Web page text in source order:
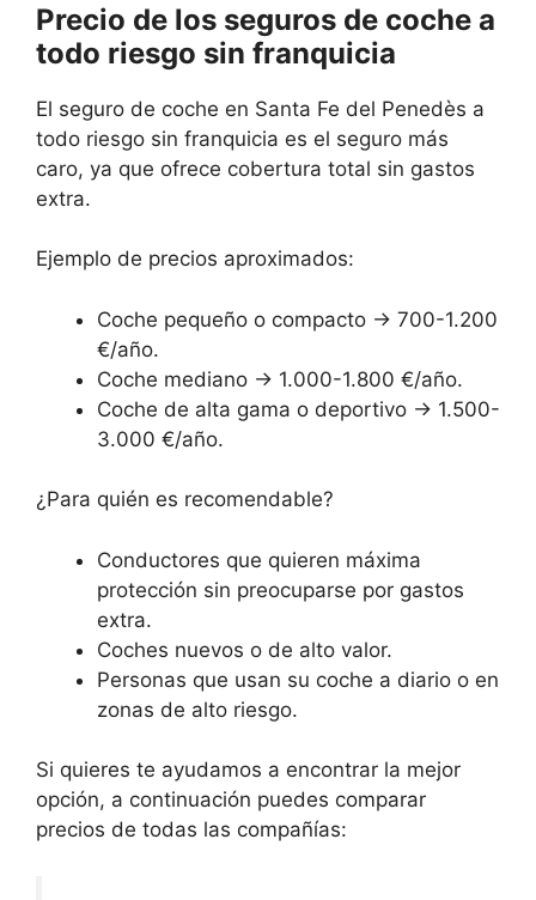
Precio de los seguros de coche a
todo riesgo sin franquicia
El seguro de coche en Santa Fe del Penedès a
todo riesgo sin franquicia es el seguro más
caro, ya que ofrece cobertura total sin gastos
extra.
Ejemplo de precios aproximados:
Coche pequeño o compacto → 700-1.200
€/año.
Coche mediano → 1.000-1.800 €/año.
Coche de alta gama o deportivo → 1.500-
3.000 €/año.
¿Para quién es recomendable?
Conductores que quieren máxima
protección sin preocuparse por gastos
extra.
Coches nuevos o de alto valor.
Personas que usan su coche a diario o en
zonas de alto riesgo.
Si quieres te ayudamos a encontrar la mejor
opción, a continuación puedes comparar
precios de todas las compañías: